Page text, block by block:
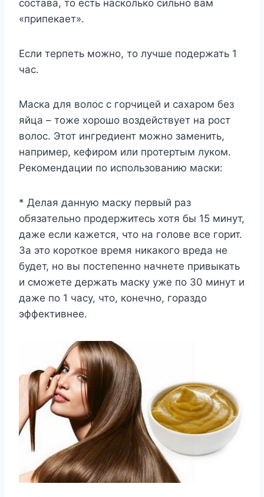
состава, то есть насколько сильно вам
«припекает».
Если терпеть можно, то лучше подержать 1
час.
Маска для волос с горчицей и сахаром без
яйца – тоже хорошо воздействует на рост
волос. Этот ингредиент можно заменить,
например, кефиром или протертым луком.
Рекомендации по использованию маски:
* Делая данную маску первый раз
обязательно продержитесь хотя бы 15 минут,
даже если кажется, что на голове все горит.
За это короткое время никакого вреда не
будет, но вы постепенно начнете привыкать
и сможете держать маску уже по 30 минут и
даже по 1 часу, что, конечно, гораздо
эффективнее.